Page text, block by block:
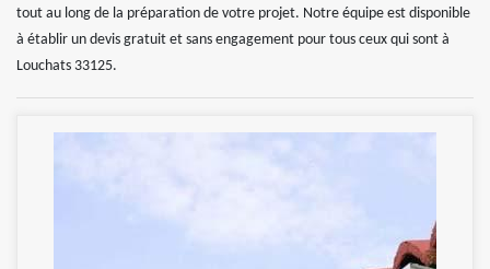
tout au long de la préparation de votre projet. Notre équipe est disponible
à établir un devis gratuit et sans engagement pour tous ceux qui sont à
Louchats 33125.